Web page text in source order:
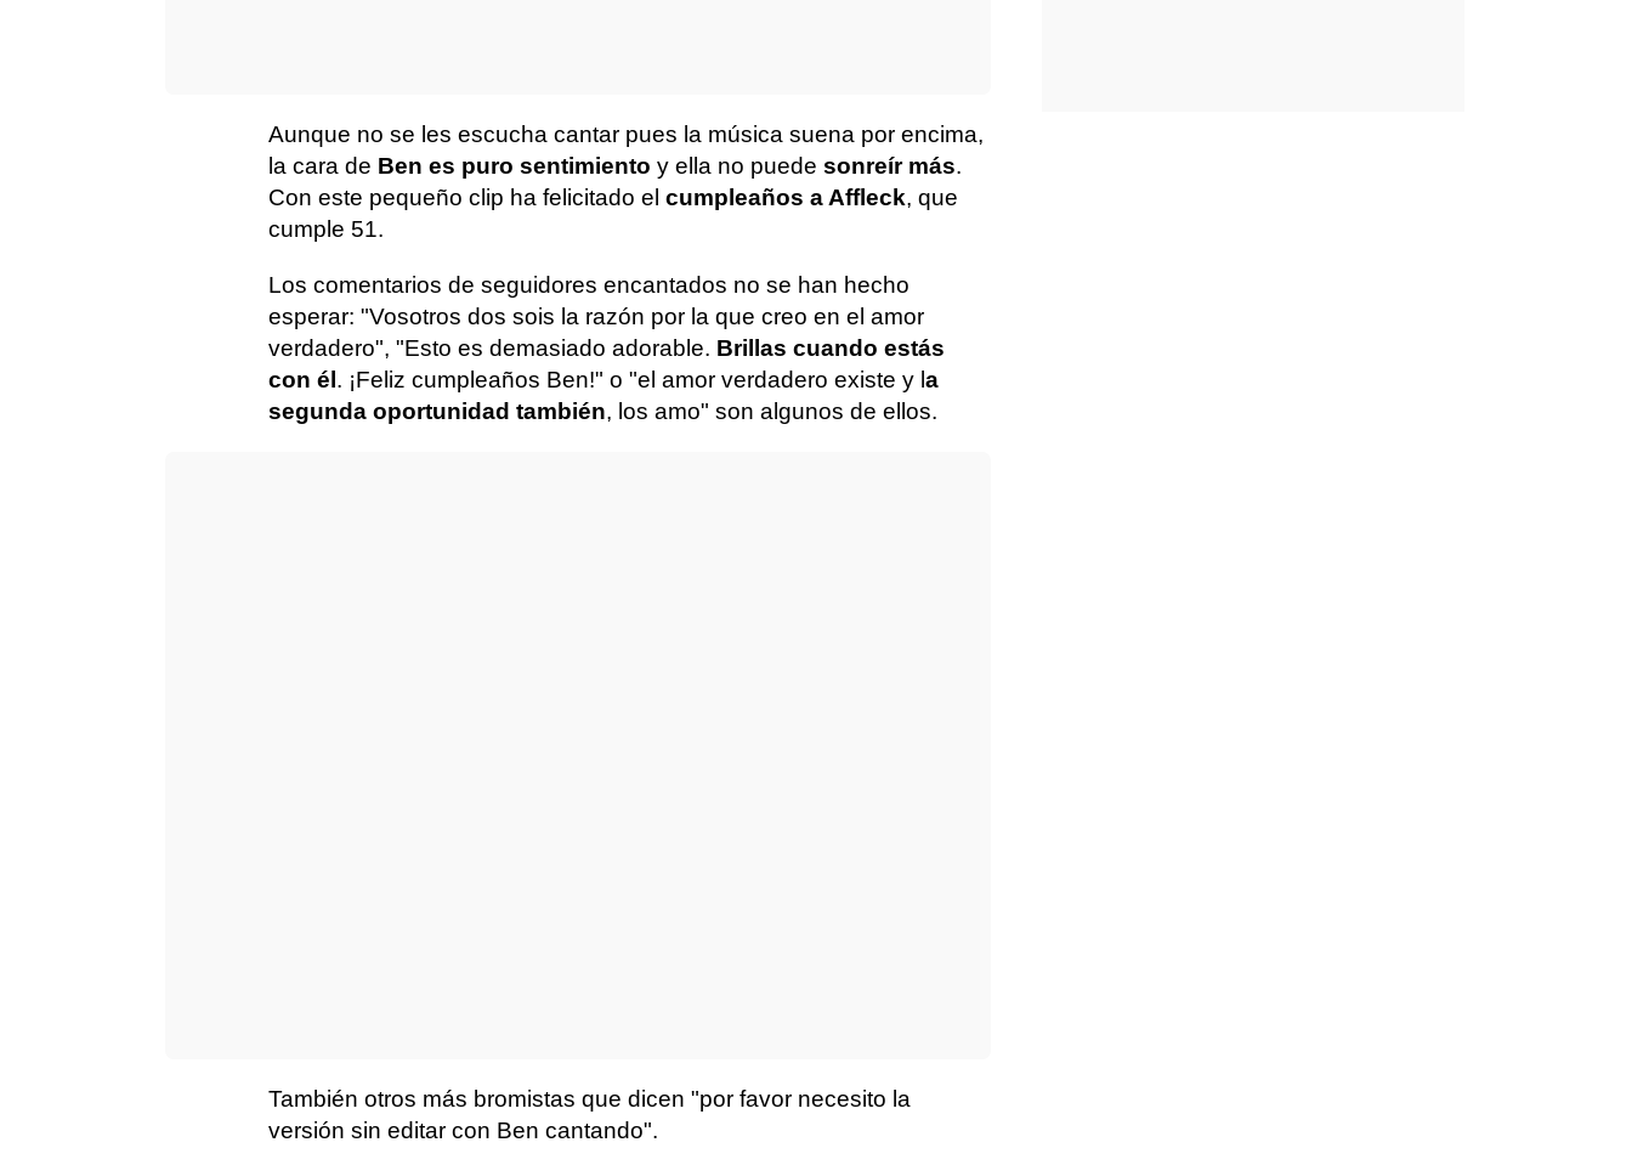
Aunque no se les escucha cantar pues la música suena por encima,
la cara de Ben es puro sentimiento y ella no puede sonreír más.
Con este pequeño clip ha felicitado el cumpleaños a Affleck, que
cumple 51.
Los comentarios de seguidores encantados no se han hecho
esperar: "Vosotros dos sois la razón por la que creo en el amor
verdadero", "Esto es demasiado adorable. Brillas cuando estás
con él . ¡Feliz cumpleaños Ben!" o "el amor verdadero existe y l a
segunda oportunidad también, los amo" son algunos de ellos.
También otros más bromistas que dicen "por favor necesito la
versión sin editar con Ben cantando".